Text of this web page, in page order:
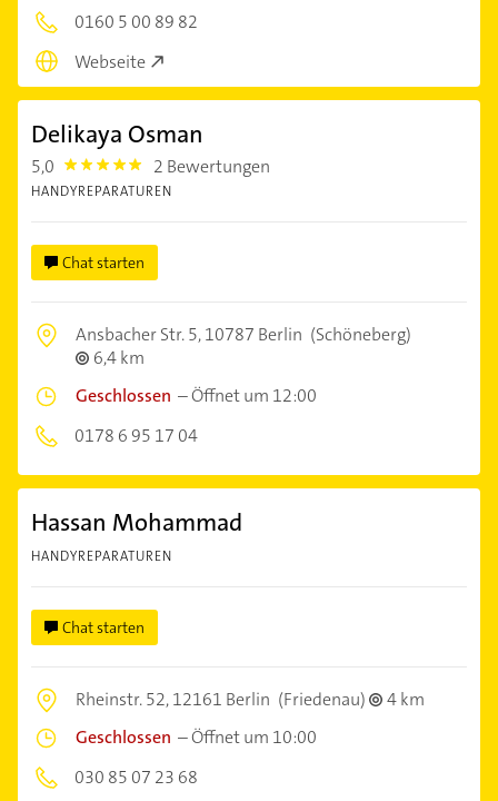
0160 5 00 89 82
Webseite
Delikaya Osman
5,0 5.0 2 Bewertungen
HANDYREPARATUREN
Chat starten
Ansbacher Str. 5,10787 Berlin (Schöneberg)
6,4 km
Geschlossen –Öffnet um 12:00
0178 6 95 17 04
Hassan Mohammad
HANDYREPARATUREN
Chat starten
Rheinstr. 52,12161 Berlin (Friedenau)
4 km
Geschlossen –Öffnet um 10:00
030 85 07 23 68